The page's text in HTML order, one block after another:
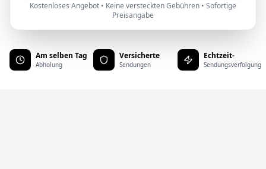
Kostenloses Angebot • Keine versteckten Gebühren • Sofortige
Preisangabe
Am selben Tag
Abholung
Versicherte
Sendungen
Echtzeit-
Sendungsverfolgung